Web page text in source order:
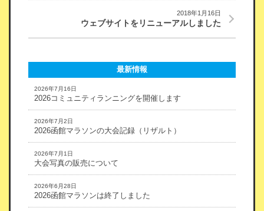
2018年1月16日
ウェブサイトをリニューアルしました
最新情報
2026年7月16日
2026コミュニティランニングを開催します
2026年7月2日
2026函館マラソンの大会記録（リザルト）
2026年7月1日
大会写真の販売について
2026年6月28日
2026函館マラソンは終了しました